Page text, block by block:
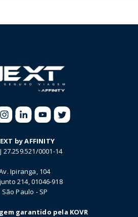
by AFFINITY
27.259.521/0001-14
Ipiranga, 104
214, 01046-918
São Paulo - SP
garantido pela KOVR